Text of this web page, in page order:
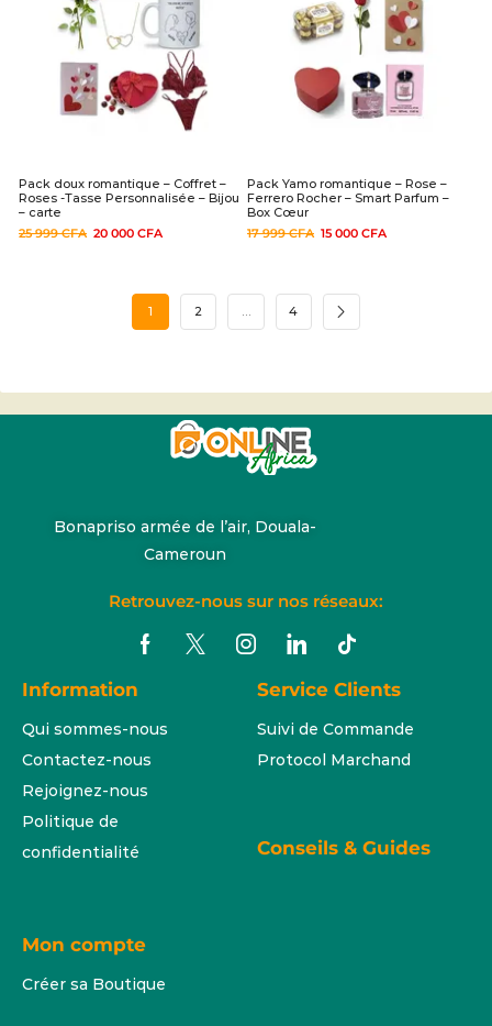
Pack doux romantique – Coffret –
Roses -Tasse Personnalisée – Bijou
– carte
25 999CFA 20 000 CFA
Pack Yamo romantique – Rose –
Ferrero Rocher – Smart Parfum –
Box Cœur
17 999CFA 15 000 CFA
1 2 … 4
Bonapriso armée de l’air, Douala-
Cameroun
Retrouvez-nous sur nos réseaux:
Information
Qui sommes-nous
Contactez-nous
Rejoignez-nous
Politique de
confidentialité
Service Clients
Suivi de Commande
Protocol Marchand
Conseils & Guides
Mon compte
Créer sa Boutique